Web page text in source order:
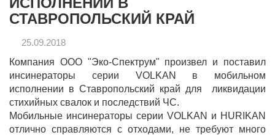
СТАВРОПОЛЬСКИЙ КРАЙ
25.09.2018
Компания ООО "Эко-Спектрум" произвел и поставил
инсинераторы серии VOLKAN в мобильном
исполнении в Ставропольский край для ликвидации
стихийных свалок и последствий ЧС.
Мобильные инсинераторы серии VOLKAN и HURIKAN
отлично справляются с отходами, не требуют много